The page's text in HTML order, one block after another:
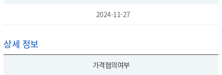
2024-11-27
상세 정보
가격협의여부